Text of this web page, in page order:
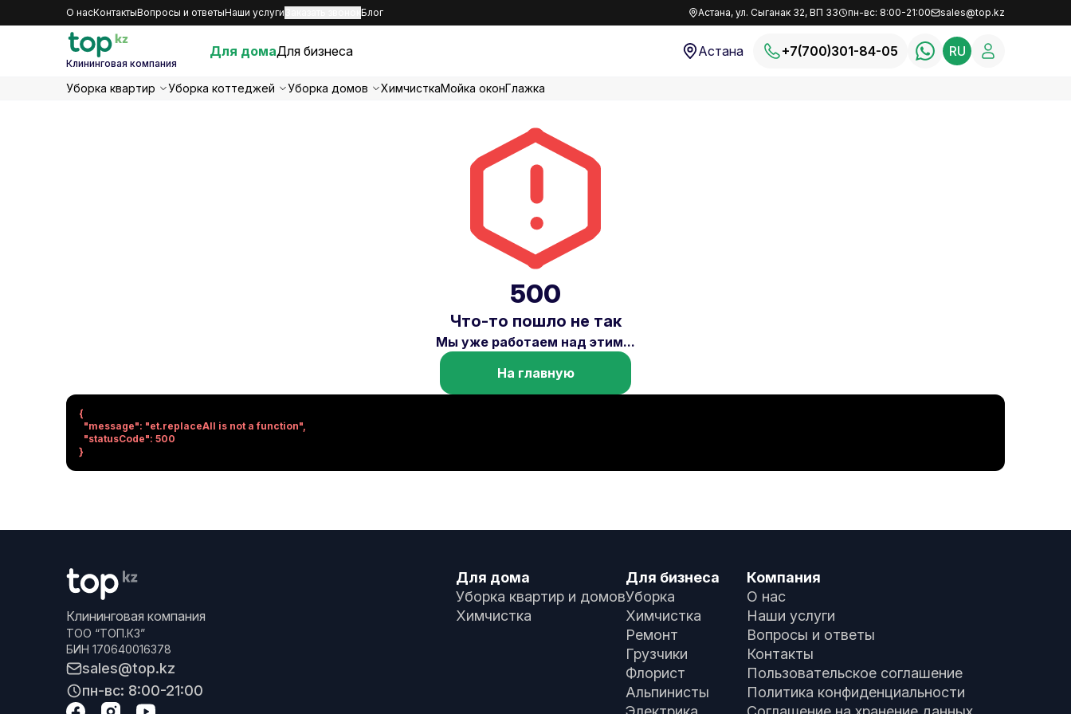
О насКонтактыВопросы и ответыНаши услуги Блог Астана, ул. Сыганак 32, ВП 33 пн-вс: 8:00-21:00 sales@top.kz
Клининговая компания
Для домаДля бизнеса Астана +7(700)301-84-05 RU
Уборка квартир Уборка коттеджей Уборка домов ХимчисткаМойка оконГлажка
500
Что-то пошло не так
Мы уже работаем над этим...
На главную
{
}
Клининговая компания
ТОО “ТОП.КЗ”
БИН 170640016378
sales@top.kz
пн-вс: 8:00-21:00
Для дома
Уборка квартир и домов
Химчистка
Для бизнеса
Уборка
Химчистка
Ремонт
Грузчики
Флорист
Альпинисты
Компания
О нас
Наши услуги
Вопросы и ответы
Контакты
Пользовательское соглашение
Политика конфиденциальности